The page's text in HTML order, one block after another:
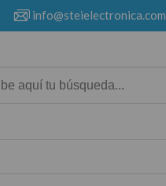
info@steielectronica.com